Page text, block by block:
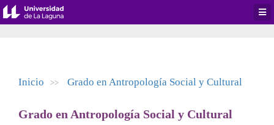
Inicio >> Grado en Antropología Social y Cultural
Grado en Antropología Social y Cultural